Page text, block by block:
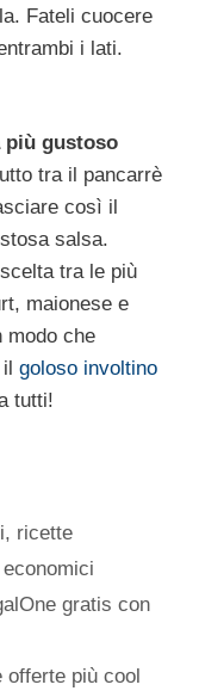
Fateli cuocere
i lati.
più gustoso
tra il pancarrè
così il
salsa.
tra le più
maionese e
modo che
goloso involtino
tutti!
, ricette
gratis con
offerte più cool